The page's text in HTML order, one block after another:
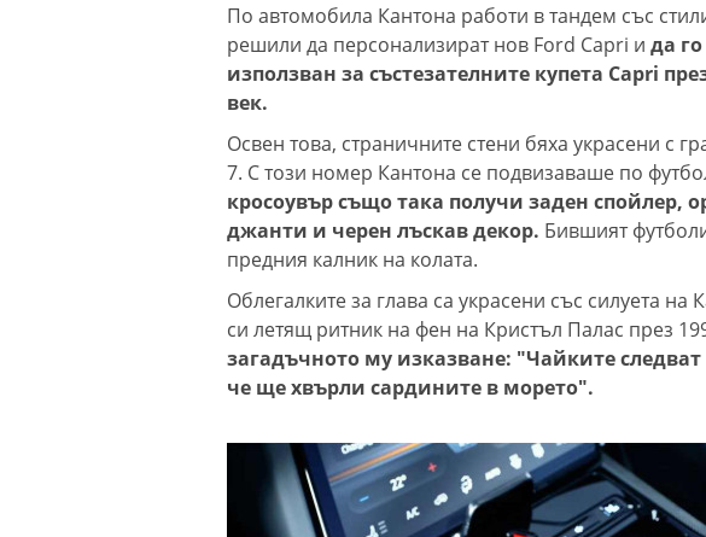
По автомобила Кантона работи в тандем със
решили да персонализират нов Ford Capri и да
използван за състезателните купета Capri
век.
Освен това, страничните стени бяха украсени с
7. С този номер Кантона се подвизаваше по
кросоувър също така получи заден спойлер,
джанти и черен лъскав декор. Бившият
предния калник на колата.
Облегалките за глава са украсени със силуета
си летящ ритник на фен на Кристъл Палас през
загадъчното му изказване: "Чайките
че ще хвърли сардините в морето".